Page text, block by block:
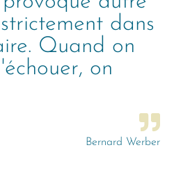
dans
Quand on
on
Bernard Werber